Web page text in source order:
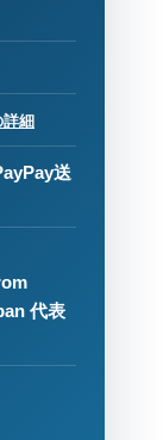
詳細
送
代表